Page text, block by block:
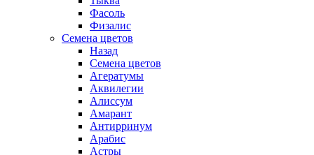
Фасоль
Физалис
Семена цветов
Назад
Семена цветов
Агератумы
Аквилегии
Алиссум
Амарант
Антирринум
Арабис
Астры